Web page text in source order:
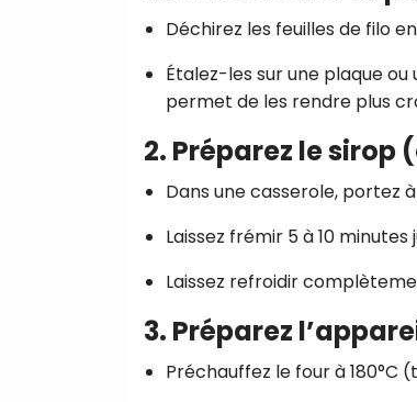
Déchirez les feuilles de filo
Étalez-les sur une plaque
permet de les rendre plus
2. Préparez le
Dans une casserole, portez
Laissez frémir 5 à 10
Laissez refroidir
3. Préparez
Préchauffez le four à 180°C